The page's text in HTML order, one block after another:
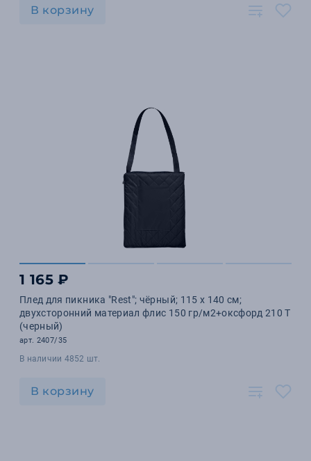
В корзину
1 165 ₽
Плед для пикника "Rest"; чёрный; 115 х 140 см;
двухсторонний материал флис 150 гр/м2+оксфорд 210 T
(черный)
арт. 2407/35
В наличии 4852 шт.
В корзину